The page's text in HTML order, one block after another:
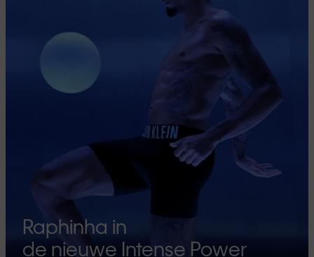
Raphinha in
de nieuwe Intense Power